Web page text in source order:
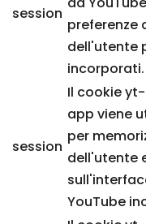
session
preferenze
dell'utente
incorporati.
session
Il cookie
app viene
per
dell'utente
YouTube